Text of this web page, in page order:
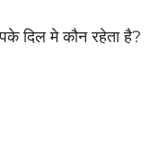
दिल मे कौन रहेता है?